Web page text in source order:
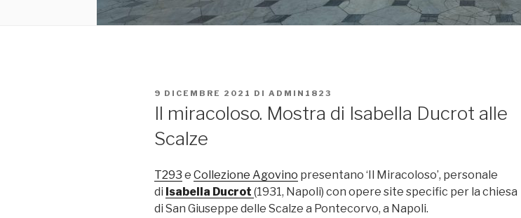
PUBBLICATO
IL
9 DICEMBRE 2021 DI ADMIN1823
Il miracoloso. Mostra di Isabella Ducrot alle
Scalze
T293 e Collezione Agovino presentano ‘Il Miracoloso’, personale
di Isabella Ducrot (1931, Napoli) con opere site specific per la chiesa
di San Giuseppe delle Scalze a Pontecorvo, a Napoli.